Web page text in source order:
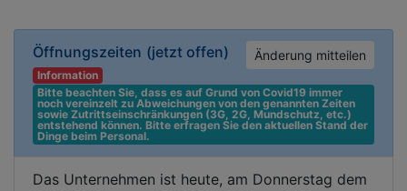
Öffnungszeiten (jetzt offen) Änderung mitteilen
Information
Bitte beachten Sie, dass es auf Grund von Covid19 immer
noch vereinzelt zu Abweichungen von den genannten Zeiten
sowie Zutrittseinschränkungen (3G, 2G, Mundschutz, etc.)
entstehend können. Bitte erfragen Sie den aktuellen Stand der
Dinge beim Personal.
Das Unternehmen ist heute, am Donnerstag dem